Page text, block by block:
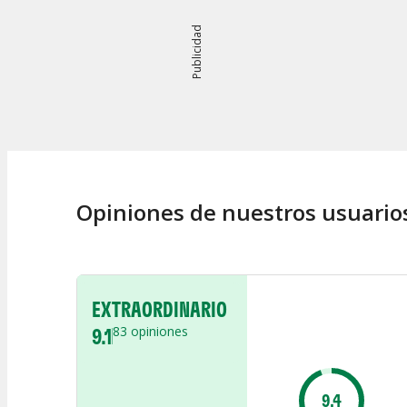
Publicidad
Opiniones de nuestros
EXTRAORDINARIO
9.183 opiniones
9.4